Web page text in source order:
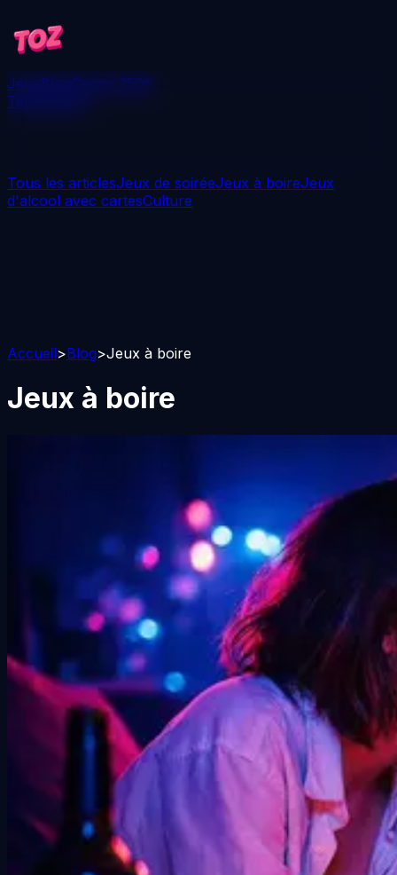
JeuxBlogGagne 250€
Télécharger
Tous les articlesJeux de soiréeJeux à boireJeux
d'alcool avec cartesCulture
Accueil>Blog>Jeux à boire
Jeux à boire